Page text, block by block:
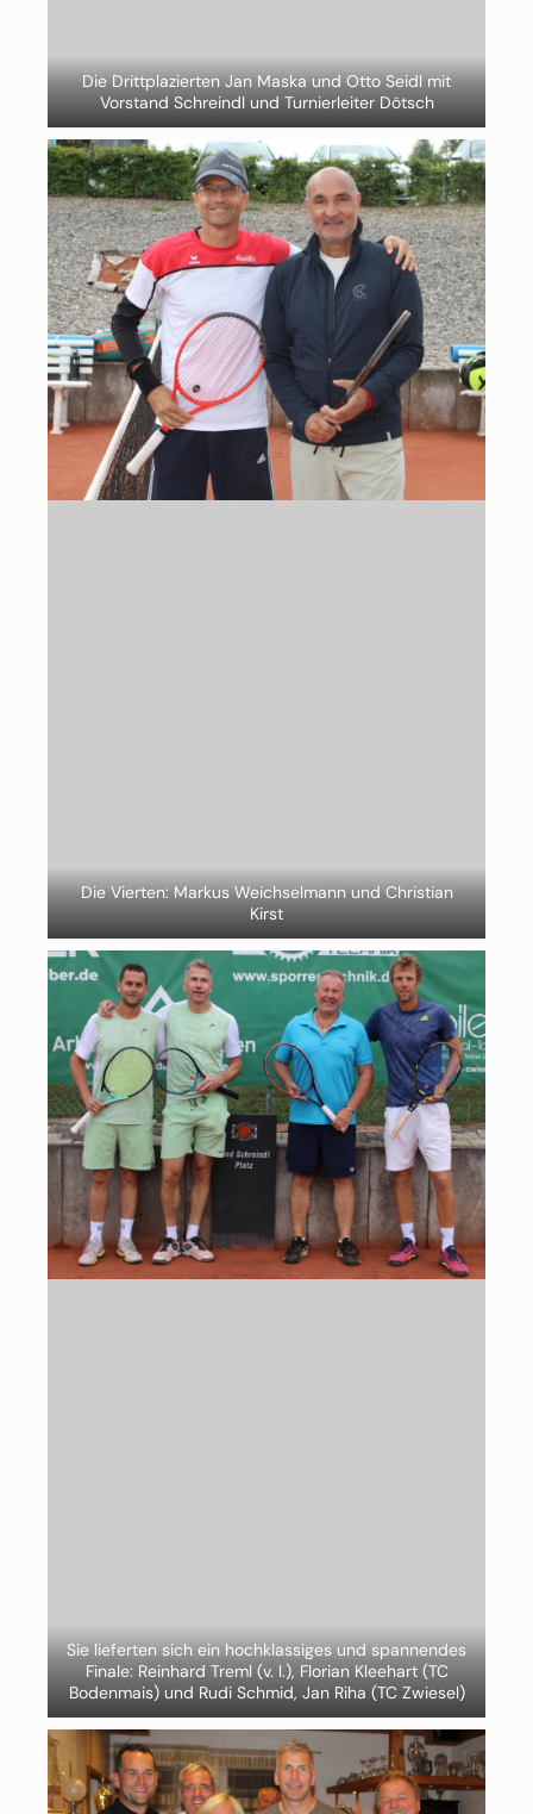
Die Drittplazierten Jan Maska und Otto Seidl mit
Vorstand Schreindl und Turnierleiter Dötsch
Die Vierten: Markus Weichselmann und Christian
Kirst
Sie lieferten sich ein hochklassiges und spannendes
Finale: Reinhard Treml (v. l.), Florian Kleehart (TC
Bodenmais) und Rudi Schmid, Jan Riha (TC Zwiesel)